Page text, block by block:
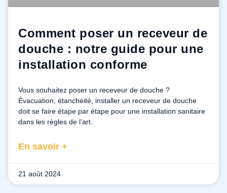
Comment poser un receveur de
douche : notre guide pour une
installation conforme
Vous souhaitez poser un receveur de douche ?
Évacuation, étanchéité, installer un receveur de douche
doit se faire étape par étape pour une installation sanitaire
dans les règles de l’art.
En savoir +
21 août 2024